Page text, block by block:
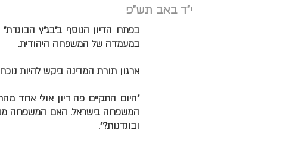
י"ד באב תש"פ
בפתח הדיון הנוסף ב"בג"ץ
במעמדה של המשפחה היהודית.
ארגון תורת המדינה ביקש להיות
"היום התקיים פה דיון אולי אחד
המשפחה בישראל. האם המשפחה
ובוגדנות?".